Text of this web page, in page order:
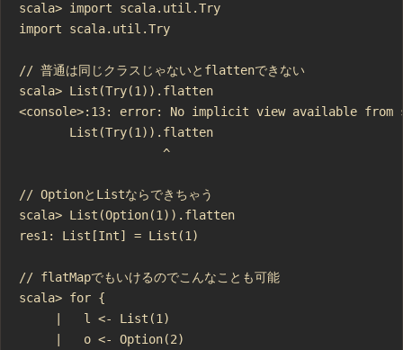
scala> import scala.util.Try
import scala.util.Try
// 普通は同じクラスじゃないとflattenできない
scala> List(Try(1)).flatten
<console>:13: error: No implicit view available
       List(Try(1)).flatten
                    ^
// OptionとListならできちゃう
scala> List(Option(1)).flatten
res1: List[Int] = List(1)
// flatMapでもいけるのでこんなことも可能
scala> for {
     |   l <- List(1)
     |   o <- Option(2)